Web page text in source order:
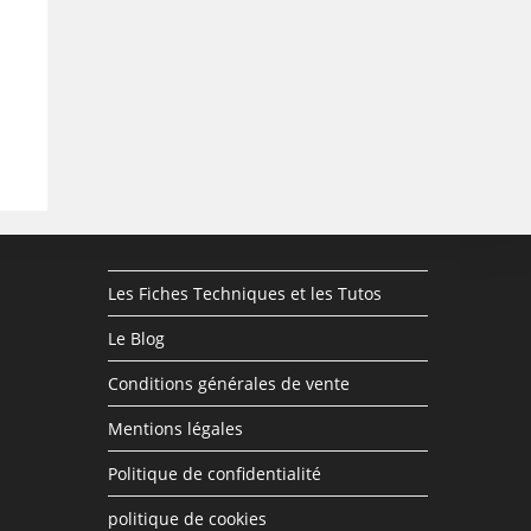
Les Fiches Techniques et les Tutos
Le Blog
Conditions générales de vente
Mentions légales
Politique de confidentialité
politique de cookies